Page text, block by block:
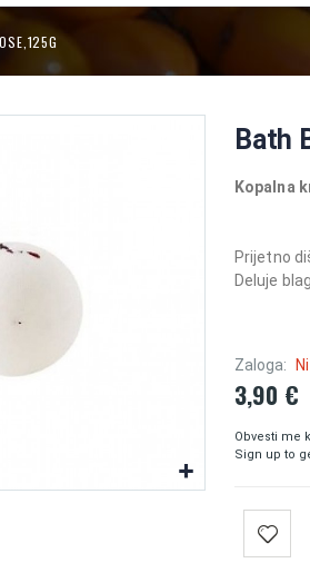
Bath
Kopalna
Prijetno
Deluje
Zaloga:
3,90 €
Obvesti me
Sign up to